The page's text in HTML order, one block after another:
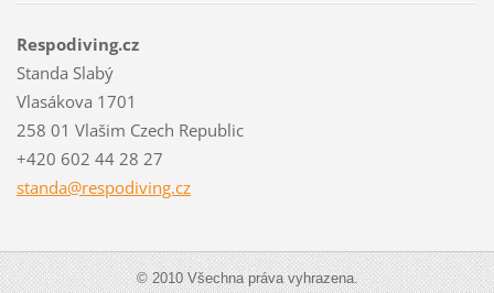
Respodiving.cz
Standa Slabý
Vlasákova 1701
258 01 Vlašim Czech Republic
+420 602 44 28 27
standa@respodiving.cz
© 2010 Všechna práva vyhrazena.